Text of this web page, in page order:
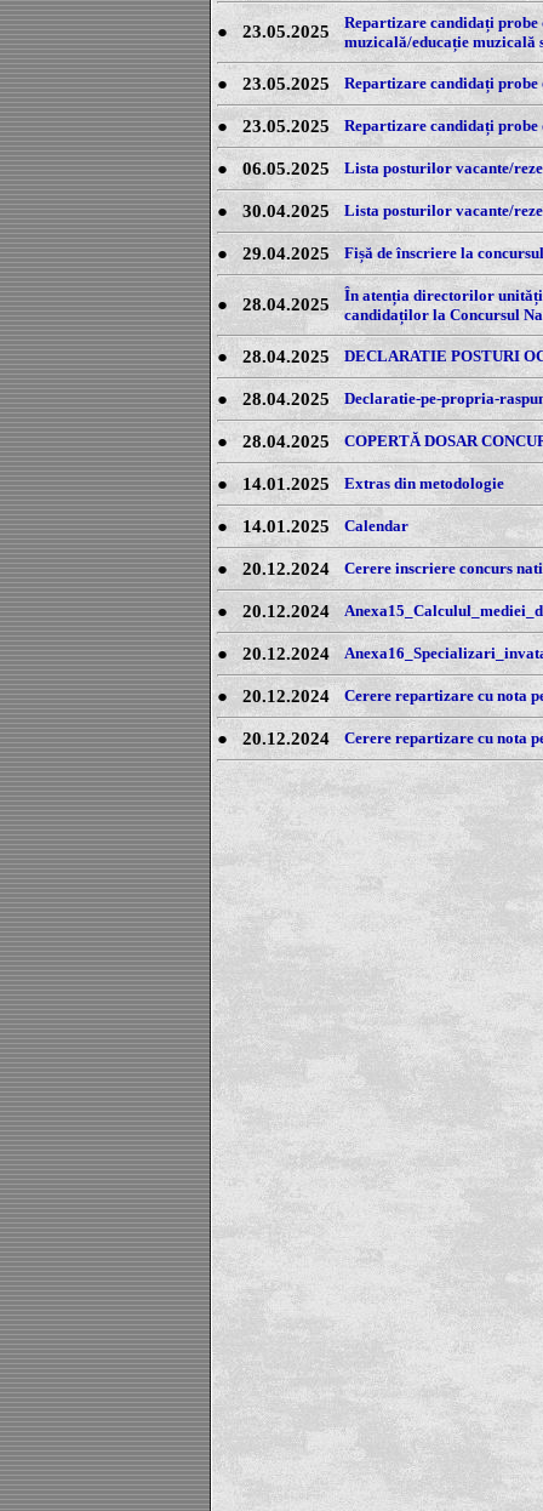
● 23.05.2025
Repartizare candidați
muzicală/educație muzicală
● 23.05.2025 Repartizare candidați probe
● 23.05.2025 Repartizare candidați probe
● 06.05.2025 Lista posturilor vacante/
● 30.04.2025 Lista posturilor vacante/
● 29.04.2025 Fișă de înscriere la
●28.04.2025
În atenția directorilor
candidaților la Concursul
● 28.04.2025 DECLARATIE POSTURI
● 28.04.2025 Declaratie-pe-propria-
● 28.04.2025 COPERTĂ DOSAR
●14.01.2025 Extras din metodologie
● 14.01.2025 Calendar
● 20.12.2024 Cerere inscriere concurs
● 20.12.2024
● 20.12.2024
● 20.12.2024 Cerere repartizare cu nota
● 20.12.2024 Cerere repartizare cu nota